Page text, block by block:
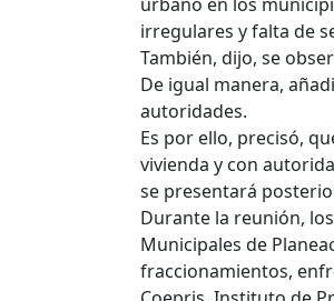
irregulares y falta de
También, dijo, se
De igual manera,
autoridades.
Es por ello, precisó,
vivienda y con
se presentará
Durante la reunión,
Municipales de
fraccionamientos,